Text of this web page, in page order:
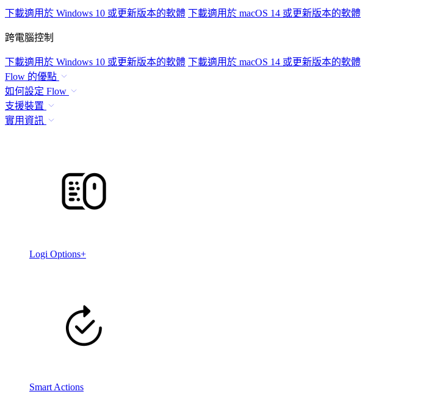
下載適用於 Windows 10 或更新版本的軟體 下載適用於 macOS 14 或更新版本的軟體
跨電腦控制
下載適用於 Windows 10 或更新版本的軟體 下載適用於 macOS 14 或更新版本的軟體
Flow 的優點
如何設定 Flow
支援裝置
實用資訊
Logi Options+
Smart Actions